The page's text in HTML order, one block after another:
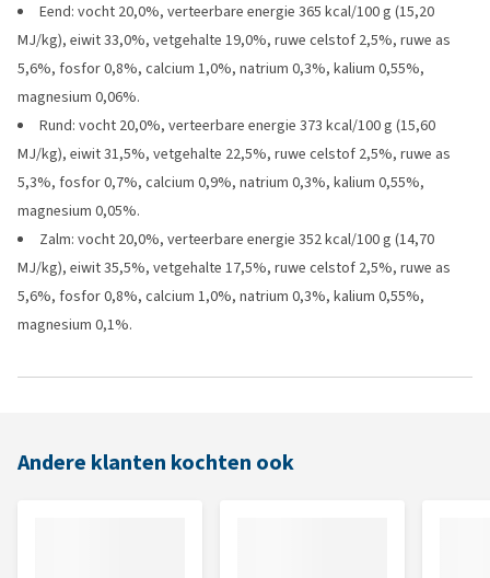
Eend: vocht 20,0%, verteerbare energie 365 kcal/100 g (15,20
MJ/kg), eiwit 33,0%, vetgehalte 19,0%, ruwe celstof 2,5%, ruwe as
5,6%, fosfor 0,8%, calcium 1,0%, natrium 0,3%, kalium 0,55%,
magnesium 0,06%.
Rund: vocht 20,0%, verteerbare energie 373 kcal/100 g (15,60
MJ/kg), eiwit 31,5%, vetgehalte 22,5%, ruwe celstof 2,5%, ruwe as
5,3%, fosfor 0,7%, calcium 0,9%, natrium 0,3%, kalium 0,55%,
magnesium 0,05%.
Zalm: vocht 20,0%, verteerbare energie 352 kcal/100 g (14,70
MJ/kg), eiwit 35,5%, vetgehalte 17,5%, ruwe celstof 2,5%, ruwe as
5,6%, fosfor 0,8%, calcium 1,0%, natrium 0,3%, kalium 0,55%,
magnesium 0,1%.
Andere klanten kochten ook